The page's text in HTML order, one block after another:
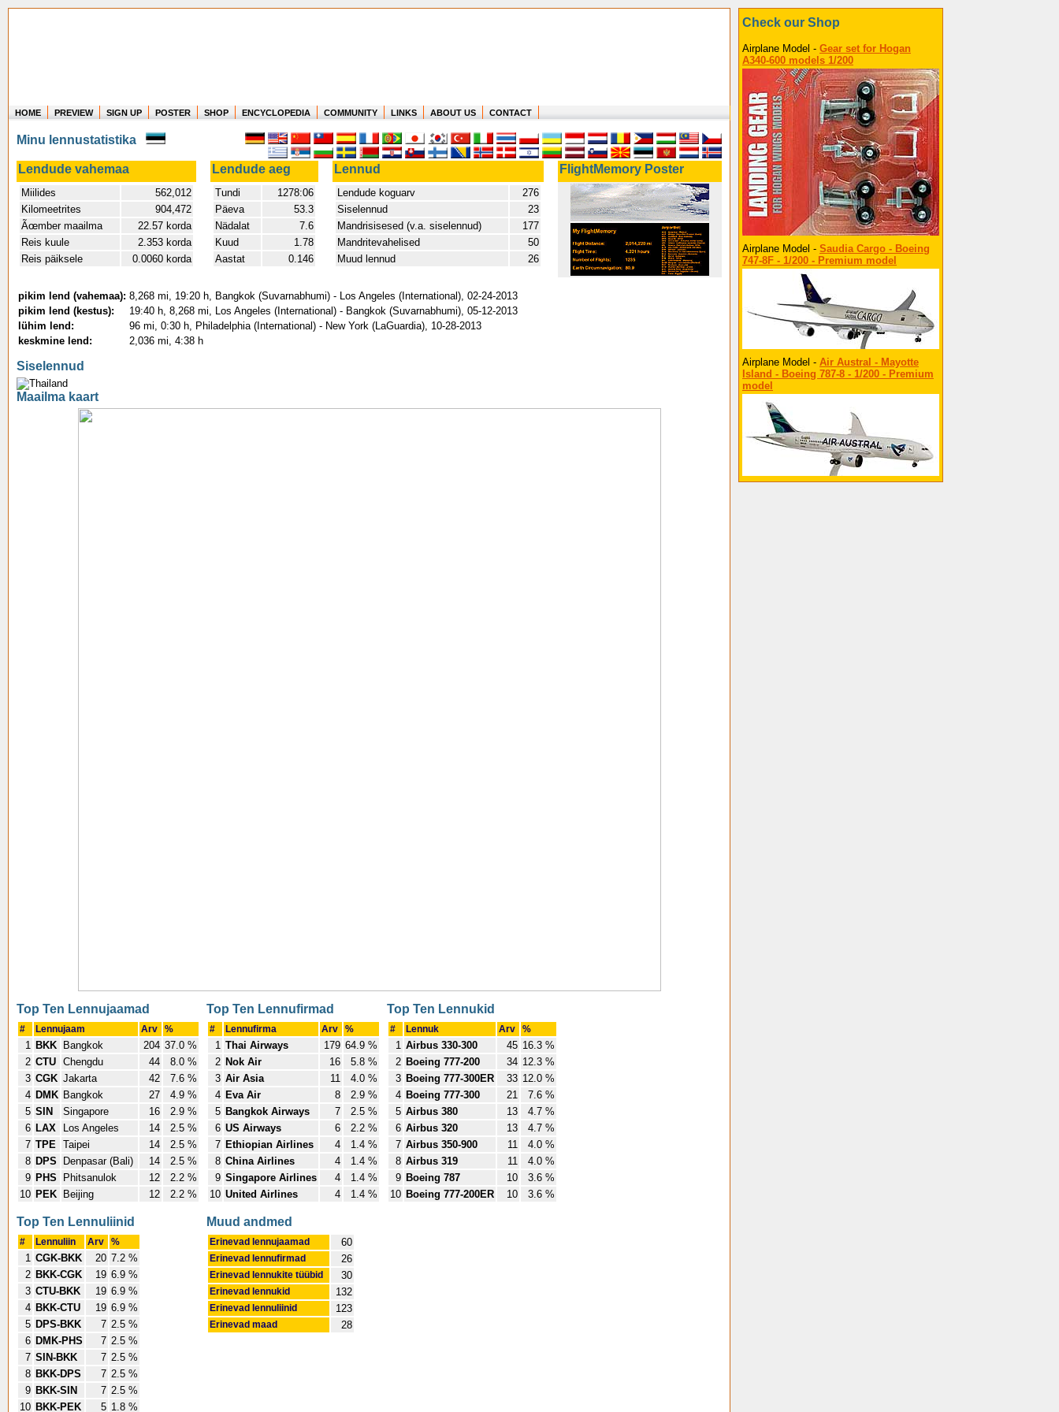
Where in the world have you flown?
How long have you been in the air?
Create your own FlightMemory and see!
HOME PREVIEW SIGN UP POSTER SHOP ENCYCLOPEDIA COMMUNITY LINKS ABOUT US CONTACT
Minu lennustatistika
Lendude vahemaa Lendude aeg Lennud FlightMemory Poster
Miilides
562,012
Kilomeetrites
904,472
Ãœmber maailma
22.57 korda
Reis kuule
2.353 korda
Reis päiksele
0.0060 korda
Tundi
1278:06
Päeva
53.3
Nädalat
7.6
Kuud
1.78
Aastat
0.146
Lendude koguarv
276
Siselennud
23
Mandrisisesed (v.a. siselennud)
177
Mandritevahelised
50
Muud lennud
26
pikim lend (vahemaa): 8,268 mi, 19:20 h, Bangkok (Suvarnabhumi) - Los Angeles (International), 02-24-2013
pikim lend (kestus):
19:40 h, 8,268 mi, Los Angeles (International) - Bangkok (Suvarnabhumi), 05-12-2013
lühim lend:
96 mi, 0:30 h, Philadelphia (International) - New York (LaGuardia), 10-28-2013
keskmine lend:
2,036 mi, 4:38 h
Siselennud
Maailma kaart
Top Ten Lennujaamad
# Lennujaam Arv %
1 BKK Bangkok 204 37.0 %
2 CTU Chengdu 44
8.0 %
3 CGK Jakarta 42
7.6 %
4 DMK Bangkok 27
4.9 %
5 SIN Singapore 16
2.9 %
6 LAX Los Angeles 14
2.5 %
7 TPE Taipei 14
2.5 %
8 DPS Denpasar (Bali) 14
2.5 %
9 PHS Phitsanulok 12
2.2 %
10 PEK Beijing 12 2.2 %
Top Ten Lennufirmad
# Lennufirma Arv %
1 Thai Airways 179 64.9 %
2 Nok Air 16
5.8 %
3 Air Asia 11
4.0 %
4 Eva Air 8
2.9 %
5 Bangkok Airways 7
2.5 %
6 US Airways 6
2.2 %
7 Ethiopian Airlines 4
1.4 %
8 China Airlines 4
1.4 %
9 Singapore Airlines 4
1.4 %
10 United Airlines 4 1.4 %
Top Ten Lennukid
# Lennuk Arv %
1 Airbus 330-300 45 16.3 %
2 Boeing 777-200 34 12.3 %
3 Boeing 777-300ER 33 12.0 %
4 Boeing 777-300 21
7.6 %
5 Airbus 380 13
4.7 %
6 Airbus 320 13
4.7 %
7 Airbus 350-900 11
4.0 %
8 Airbus 319 11
4.0 %
9 Boeing 787 10
3.6 %
10 Boeing 777-200ER 10 3.6 %
Top Ten Lennuliinid
# Lennuliin Arv %
1 CGK-BKK 20 7.2 %
2 BKK-CGK 19 6.9 %
3 CTU-BKK 19 6.9 %
4 BKK-CTU 19 6.9 %
5 DPS-BKK 7 2.5 %
6 DMK-PHS 7 2.5 %
7 SIN-BKK 7 2.5 %
8 BKK-DPS 7 2.5 %
9 BKK-SIN 7 2.5 %
10 BKK-PEK 5 1.8 %
Muud andmed
Erinevad lennujaamad 60
Erinevad lennufirmad 26
Erinevad lennukite tüübid 30
Erinevad lennukid 132
Erinevad lennuliinid 123
Erinevad maad 28
Check our Shop
Airplane Model - Gear set for Hogan
A340-600 models 1/200
Airplane Model - Saudia Cargo - Boeing
747-8F - 1/200 - Premium model
Airplane Model - Air Austral - Mayotte
Island - Boeing 787-8 - 1/200 - Premium
model